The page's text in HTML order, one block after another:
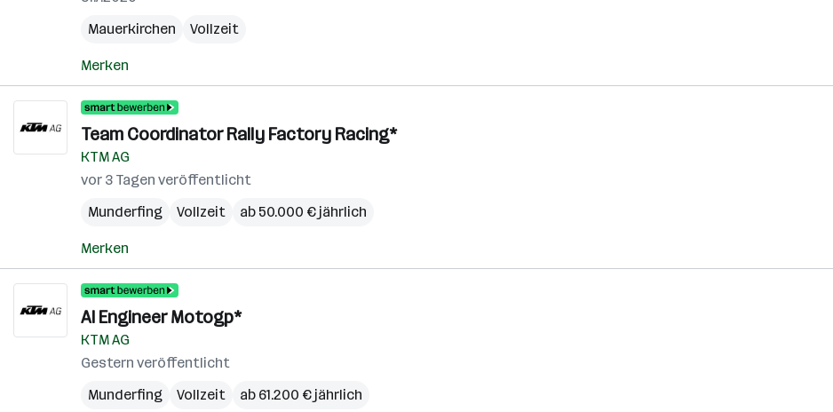
Mauerkirchen
Vollzeit
Merken
Team Coordinator Rally Factory Racing*
KTM AG
vor 3 Tagen veröffentlicht
Munderfing
Vollzeit ab 50.000 € jährlich
Merken
AI Engineer Motogp*
KTM AG
Gestern veröffentlicht
Munderfing
Vollzeit ab 61.200 € jährlich